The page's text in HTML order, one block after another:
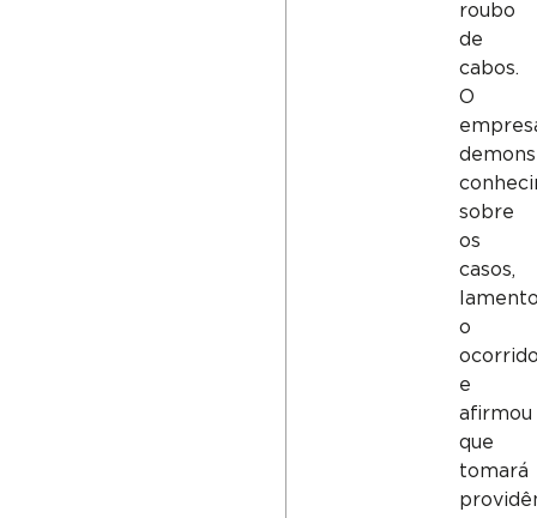
roubo
de
cabos.
O
sobre
os
casos,
o
e
afirmou
que
tomará